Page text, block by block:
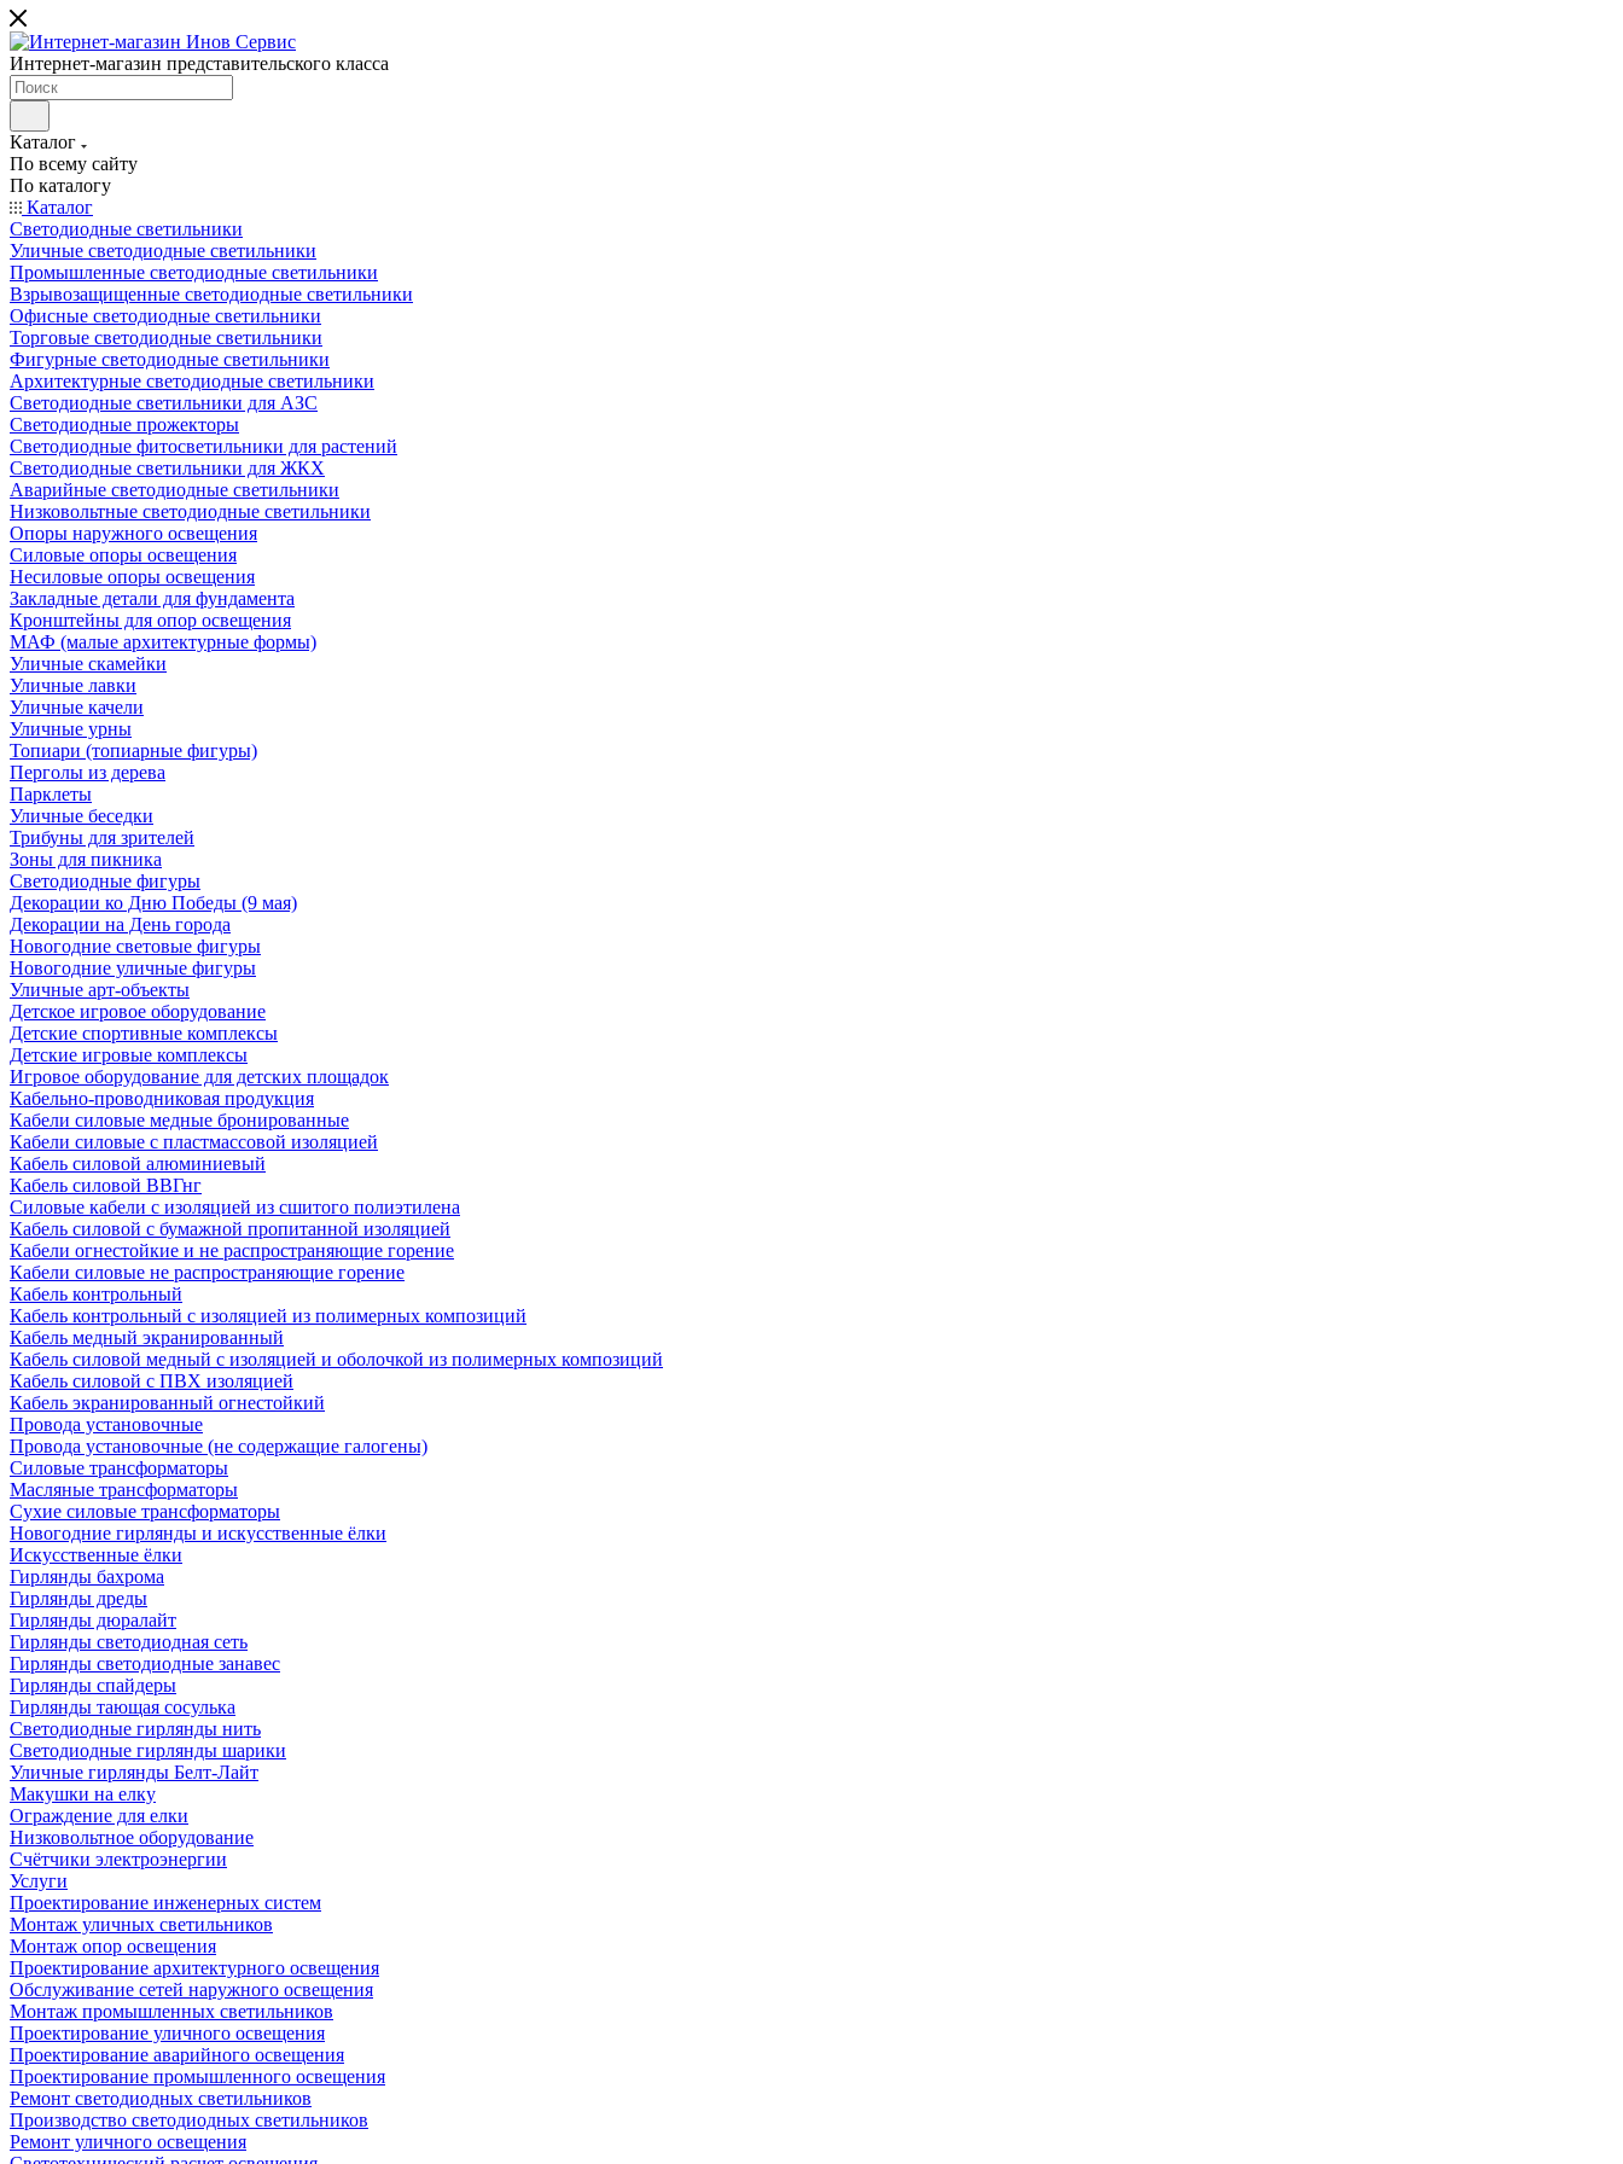
Интернет-магазин представительского класса
Каталог
По всему сайту
По каталогу
Каталог
Светодиодные светильники
Уличные светодиодные светильники
Промышленные светодиодные светильники
Взрывозащищенные светодиодные светильники
Офисные светодиодные светильники
Торговые светодиодные светильники
Фигурные светодиодные светильники
Архитектурные светодиодные светильники
Светодиодные светильники для АЗС
Светодиодные прожекторы
Светодиодные фитосветильники для растений
Светодиодные светильники для ЖКХ
Аварийные светодиодные светильники
Низковольтные светодиодные светильники
Опоры наружного освещения
Силовые опоры освещения
Несиловые опоры освещения
Закладные детали для фундамента
Кронштейны для опор освещения
МАФ (малые архитектурные формы)
Уличные скамейки
Уличные лавки
Уличные качели
Уличные урны
Топиари (топиарные фигуры)
Перголы из дерева
Парклеты
Уличные беседки
Трибуны для зрителей
Зоны для пикника
Светодиодные фигуры
Декорации ко Дню Победы (9 мая)
Декорации на День города
Новогодние световые фигуры
Новогодние уличные фигуры
Уличные арт-объекты
Детское игровое оборудование
Детские спортивные комплексы
Детские игровые комплексы
Игровое оборудование для детских площадок
Кабельно-проводниковая продукция
Кабели силовые медные бронированные
Кабели силовые с пластмассовой изоляцией
Кабель силовой алюминиевый
Кабель силовой ВВГнг
Силовые кабели с изоляцией из сшитого полиэтилена
Кабель силовой с бумажной пропитанной изоляцией
Кабели огнестойкие и не распространяющие горение
Кабели силовые не распространяющие горение
Кабель контрольный
Кабель контрольный с изоляцией из полимерных композиций
Кабель медный экранированный
Кабель силовой медный с изоляцией и оболочкой из полимерных композиций
Кабель силовой с ПВХ изоляцией
Кабель экранированный огнестойкий
Провода установочные
Провода установочные (не содержащие галогены)
Силовые трансформаторы
Масляные трансформаторы
Сухие силовые трансформаторы
Новогодние гирлянды и искусственные ёлки
Искусственные ёлки
Гирлянды бахрома
Гирлянды дреды
Гирлянды дюралайт
Гирлянды светодиодная сеть
Гирлянды светодиодные занавес
Гирлянды спайдеры
Гирлянды тающая сосулька
Светодиодные гирлянды нить
Светодиодные гирлянды шарики
Уличные гирлянды Белт-Лайт
Макушки на елку
Ограждение для елки
Низковольтное оборудование
Счётчики электроэнергии
Услуги
Проектирование инженерных систем
Монтаж уличных светильников
Монтаж опор освещения
Проектирование архитектурного освещения
Обслуживание сетей наружного освещения
Монтаж промышленных светильников
Проектирование уличного освещения
Проектирование аварийного освещения
Проектирование промышленного освещения
Ремонт светодиодных светильников
Производство светодиодных светильников
Ремонт уличного освещения